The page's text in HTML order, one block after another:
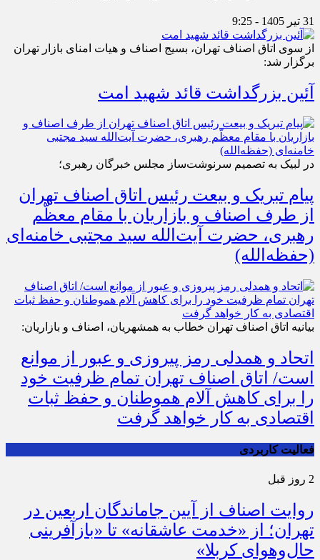
31 تیر 1405 - 9:25
از سوی اتاق اصناف تهران، بسیج اصناف و هیات امنای بازار تهران
برگزار شد:
آئین بزرگداشت قائد شهید امت
در لبیک به تصمیم سرنوشت‌ساز مجلس خبرگان رهبری؛
پیام تبریک و بیعت رئیس اتاق اصناف تهران
از طرف اصناف و بازاریان با مقام معظّم
رهبری، حضرت آیت‌الله سید مجتبی خامنه‌ای
(حفظه‌الله)
بیانیه اتاق اصناف تهران خطاب به همشهریان، اصناف و بازاریان:
اتحاد و همدلی رمز پیروزی و عبور از موانع
است/ اتاق اصناف تهران تمام ظرفیت خود
را برای کاهش آلام هموطنان و حفظ ثبات
اقتصادی به کار خواهد گرفت
فعالیت کاربردی
2 روز قبل
روایت اصناف از آیین جاماندگان اربعین در
تهران؛ از «خدمت عاشقانه» تا «بازآفرینی
حال‌وهوای کربلا»